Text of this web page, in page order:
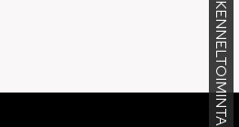
KENNELTOIMINTA